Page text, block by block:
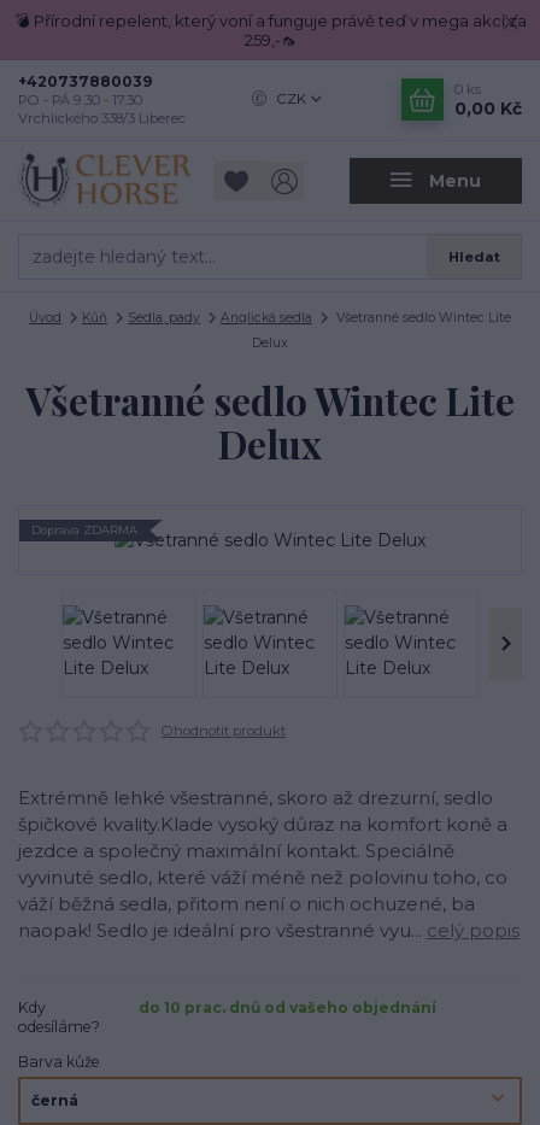
💣 Přírodní repelent, který voní a funguje právě teď v mega akci za
259,-🦟
Menu
CZK
Hledat
+420737880039
PO - PÁ 9.30 - 17.30
Vrchlického 338/3 Liberec
0 ks
0,00 Kč
Úvod Kůň Sedla, pady Anglická sedla
Všetranné sedlo Wintec Lite
Delux
Všetranné sedlo Wintec Lite
Delux
Doprava ZDARMA
Ohodnotit produkt
Extrémně lehké všestranné, skoro až drezurní, sedlo
špičkové kvality.Klade vysoký důraz na komfort koně a
jezdce a společný maximální kontakt. Speciálně
vyvinuté sedlo, které váží méně než polovinu toho, co
váží běžná sedla, přitom není o nich ochuzené, ba
naopak! Sedlo je ideální pro všestranné vyu... celý popis
Kdy
odesíláme?
do 10 prac. dnů od vašeho objednání
Barva kůže